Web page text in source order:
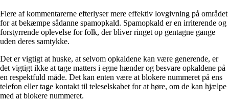
Flere af kommentarerne efterlyser mere effektiv lovgivning på området
for at bekæmpe sådanne spamopkald. Spamopkald er en irriterende og
forstyrrende oplevelse for folk, der bliver ringet op gentagne gange
uden deres samtykke.
Det er vigtigt at huske, at selvom opkaldene kan være generende, er
det vigtigt ikke at tage matters i egne hænder og besvare opkaldene på
en respektfuld måde. Det kan enten være at blokere nummeret på ens
telefon eller tage kontakt til teleselskabet for at høre, om de kan hjælpe
med at blokere nummeret.